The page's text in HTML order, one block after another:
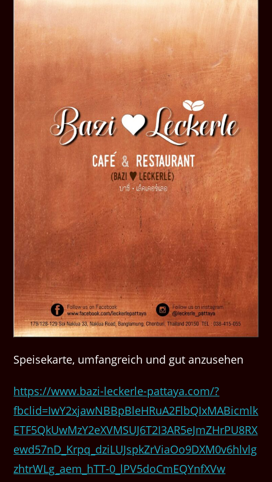
Speisekarte, umfangreich und gut anzusehen
https://www.bazi-leckerle-pattaya.com/?
fbclid=IwY2xjawNBBpBleHRuA2FlbQIxMABicmlk
ETF5QkUwMzY2eXVMSUJ6T2I3AR5eJmZHrPU8RX
ewd57nD_Krpq_dziLUJspkZrViaOo9DXM0v6hlvlg
zhtrWLg_aem_hTT-0_lPV5doCmEQYnfXVw